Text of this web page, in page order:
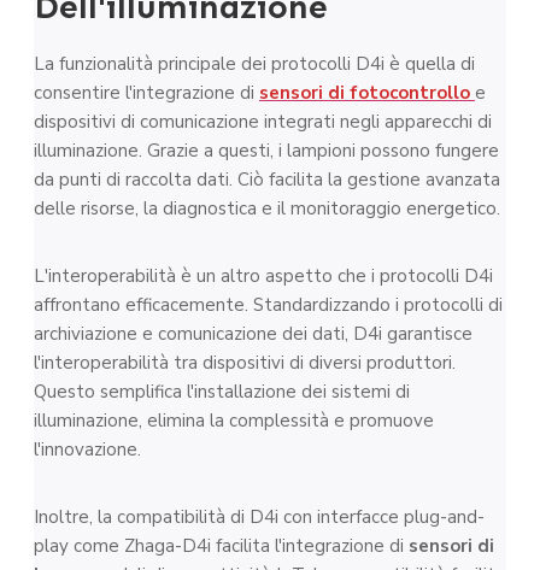
La funzionalità principale dei protocolli D4i è quella di
consentire l'integrazione di sensori di fotocontrollo e
dispositivi di comunicazione integrati negli apparecchi di
illuminazione. Grazie a questi, i lampioni possono fungere
da punti di raccolta dati. Ciò facilita la gestione avanzata
delle risorse, la diagnostica e il monitoraggio energetico.
L'interoperabilità è un altro aspetto che i protocolli D4i
affrontano efficacemente. Standardizzando i protocolli di
archiviazione e comunicazione dei dati, D4i garantisce
l'interoperabilità tra dispositivi di diversi produttori.
Questo semplifica l'installazione dei sistemi di
illuminazione, elimina la complessità e promuove
l'innovazione.
Inoltre, la compatibilità di D4i con interfacce plug-and-
play come Zhaga-D4i facilita l'integrazione di sensori di